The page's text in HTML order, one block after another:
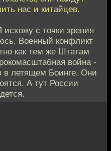
нас и китайцев.
с точки зрения
Военный конфликт
как тем же Штатам
война -
в летящем Боинге. Они
А тут России